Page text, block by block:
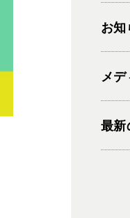
お知
メ
最新